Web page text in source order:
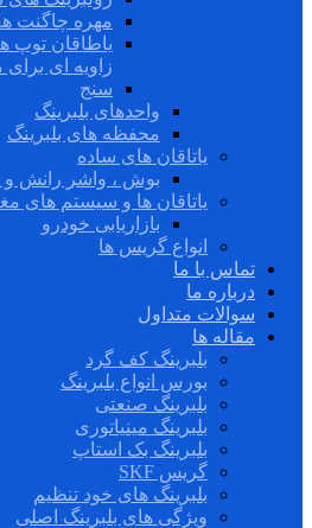
مهره چاگنت
یاطاقان
زاویه ای
سنج
واحدهای بلبرینگ
محفظه های بلبرینگ
یاتاقان های ساده
بوش ، واشر رانش و
یاتاقان ها و سیستم های
بازاریابی خودرو
انواع گریس ها
تماس با ما
درباره ما
سوالات متداول
مقاله ها
بلبرینگ کف گرد
بورس انواع بلبرینگ
بلبرینگ صنعتی
بلبرینگ مینیاتوری
بلبرینگ بک استاپ
گریس SKF
بلبرینگ های خود تنظیم
ویژگی های بلبرینگ اصلی